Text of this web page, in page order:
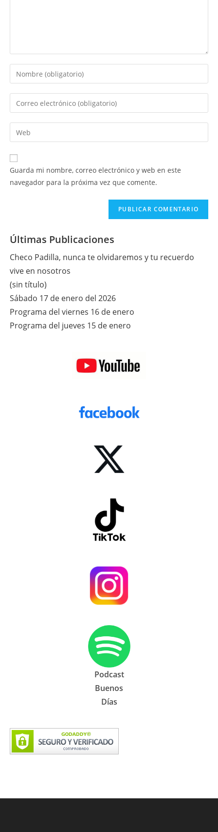
Introduce
tu
nombre
de
usuario
para
comentar
Introduce
tu
dirección
de
electrónico
para
comentar
Introduce
la
URL
de
Guarda mi nombre, correo electrónico y web en este
navegador para la próxima vez que comente.
Últimas Publicaciones
Checo Padilla, nunca te olvidaremos y tu recuerdo
vive en nosotros
(sin título)
Sábado 17 de enero del 2026
Programa del viernes 16 de enero
Programa del jueves 15 de enero
Podcast
Buenos
Días